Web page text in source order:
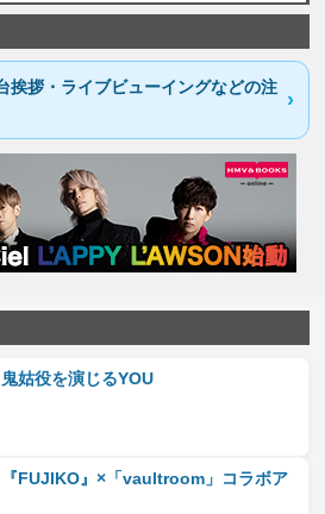
挨拶・ライブビューイングなどの注
鬼姑役を演じるYOU
『FUJIKO』×「vaultroom」コラボア